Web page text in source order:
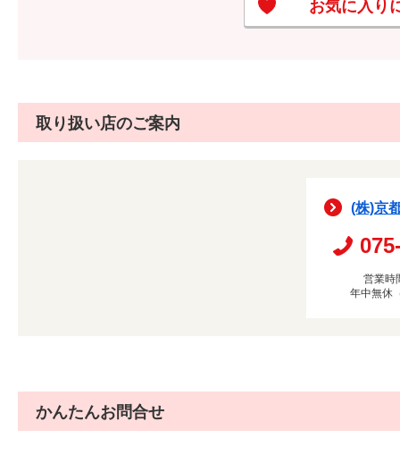
お気に入り
取り扱い店のご案内
(株)京
営業時
年中無休
かんたんお問合せ